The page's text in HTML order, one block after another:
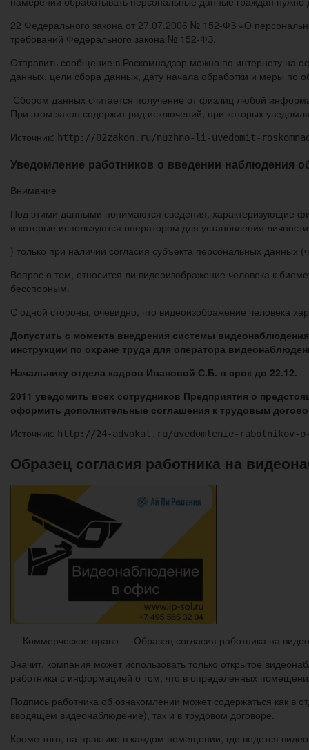
22 Федерального закона от 27.07.2006 № 152-ФЗ «О
требований Федерального закона № 152-ФЗ.
Отправить сообщение в Роскомнадзор можно по интернету на
данных, цели сбора данных, дату начала обработки и меры по
Сбором данных считается получение от физлиц любой
При этом закон содержит ряд исключений, при которых
Источник: http://02zakon.ru/nuzhno-li-uvedomit-
Уведомление работников о введении наблюдения
Внимание
Под этими данными понимаются сведения, характеризующие
и которые используются оператором для установления
) только при наличии согласия субъекта персональных
Вопрос о том, относится ли видеоизображение человека к
бесспорным.
С одной стороны, очевидно, что видеоизображение человека
Допустить с момента внедрения системы
инструкции по охране труда для оператора
Начальнику отдела кадров Ивановой С.Б. в срок до 22.12.
2011 уведомить всех сотрудников Предприятия о
оформить дополнительные соглашения к трудовым
Источник: http://24-advokat.ru/uvedomlenie-rabotnikov-
Образец согласия работника на
— Коммерческое право — Образец согласия работника на
Значит, компания может использовать только открытое
работника с информацией о том, что в определенных
Подпись работника об ознакомлении может содержаться как
вводящем видеонаблюдение), так и в трудовом договоре.
Кроме того, на практике в каждом помещении, где ведется